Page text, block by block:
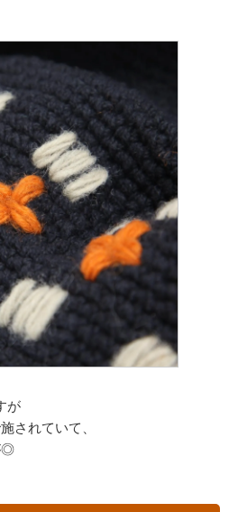
が
されていて、
◎